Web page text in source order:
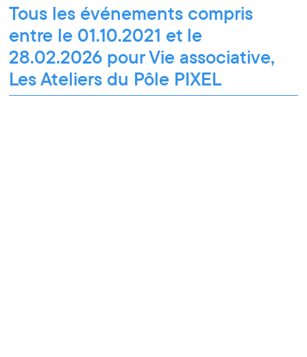
Tous les événements compris
entre le 01.10.2021 et le
28.02.2026 pour Vie associative,
Les Ateliers du Pôle PIXEL